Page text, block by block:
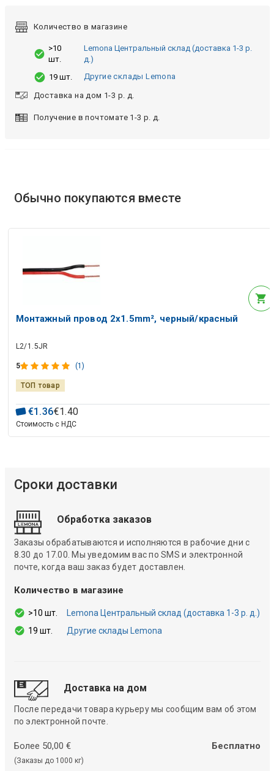
Количество в магазине
>10
шт.
Lemona Центральный склад (доставка 1-3 р.
д.)
19 шт.
Другие склады Lemona
Доставка на дом 1-3 р. д.
Получение в почтомате 1-3 р. д.
Обычно покупаются вместе
Монтажный провод 2x1.5mm², черный/красный
L2/1.5JR
5 (1)
ТОП товар
€1 .36€1.40
Стоимость с НДС
Сроки доставки
Обработка заказов
Заказы обрабатываются и исполняются в рабочие дни с
8.30 до 17.00. Мы уведомим вас по SMS и электронной
почте, когда ваш заказ будет доставлен.
Количество в магазине
>10 шт.
Lemona Центральный склад (доставка 1-3 р. д.)
19 шт.
Другие склады Lemona
Доставка на дом
После передачи товара курьеру мы сообщим вам об этом
по электронной почте.
Более 50,00 €
(Заказы до 1000 кг)
Бесплатно